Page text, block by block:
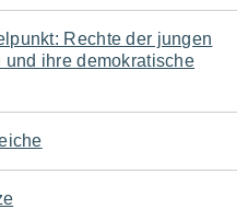
Rechte der jungen
ihre demokratische